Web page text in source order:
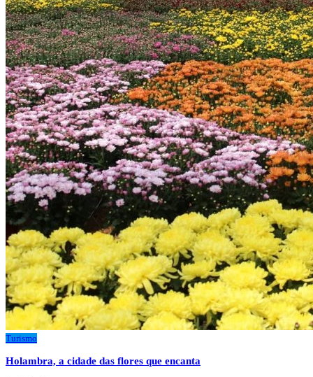
Turismo
Holambra, a cidade das flores que encanta